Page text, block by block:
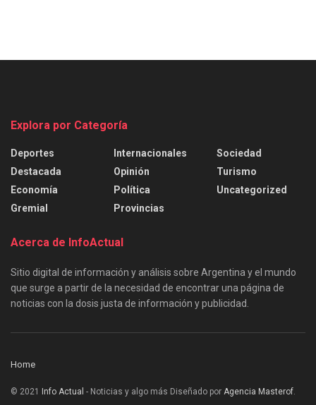
Explora por Categoría
Deportes
Destacada
Economía
Gremial
Internacionales
Opinión
Política
Provincias
Sociedad
Turismo
Uncategorized
Acerca de InfoActual
Sitio digital de información y análisis sobre Argentina y el mundo
que surge a partir de la necesidad de encontrar una página de
noticias con la dosis justa de información y publicidad.
Home
© 2021 Info Actual - Noticias y algo más Diseñado por Agencia Masterof.